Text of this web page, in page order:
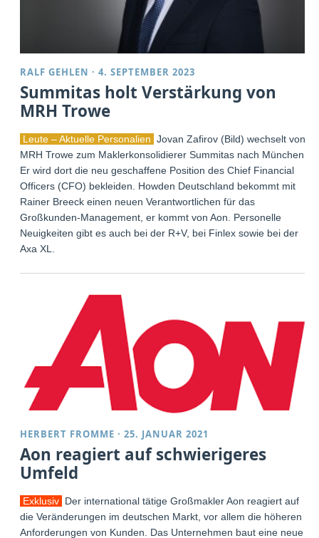
RALF GEHLEN ·4. SEPTEMBER 2023
Summitas holt Verstärkung von
MRH Trowe
Leute – Aktuelle Personalien Jovan Zafirov (Bild) wechselt von
MRH Trowe zum Maklerkonsolidierer Summitas nach München.
Er wird dort die neu geschaffene Position des Chief Financial
Officers (CFO) bekleiden. Howden Deutschland bekommt mit
Rainer Breeck einen neuen Verantwortlichen für das
Großkunden-Management, er kommt von Aon. Personelle
Neuigkeiten gibt es auch bei der R+V, bei Finlex sowie bei der
Axa XL.
HERBERT FROMME ·25. JANUAR 2021
Aon reagiert auf schwierigeres
Umfeld
Exklusiv Der international tätige Großmakler Aon reagiert auf
die Veränderungen im deutschen Markt, vor allem die höheren
Anforderungen von Kunden. Das Unternehmen baut eine neue